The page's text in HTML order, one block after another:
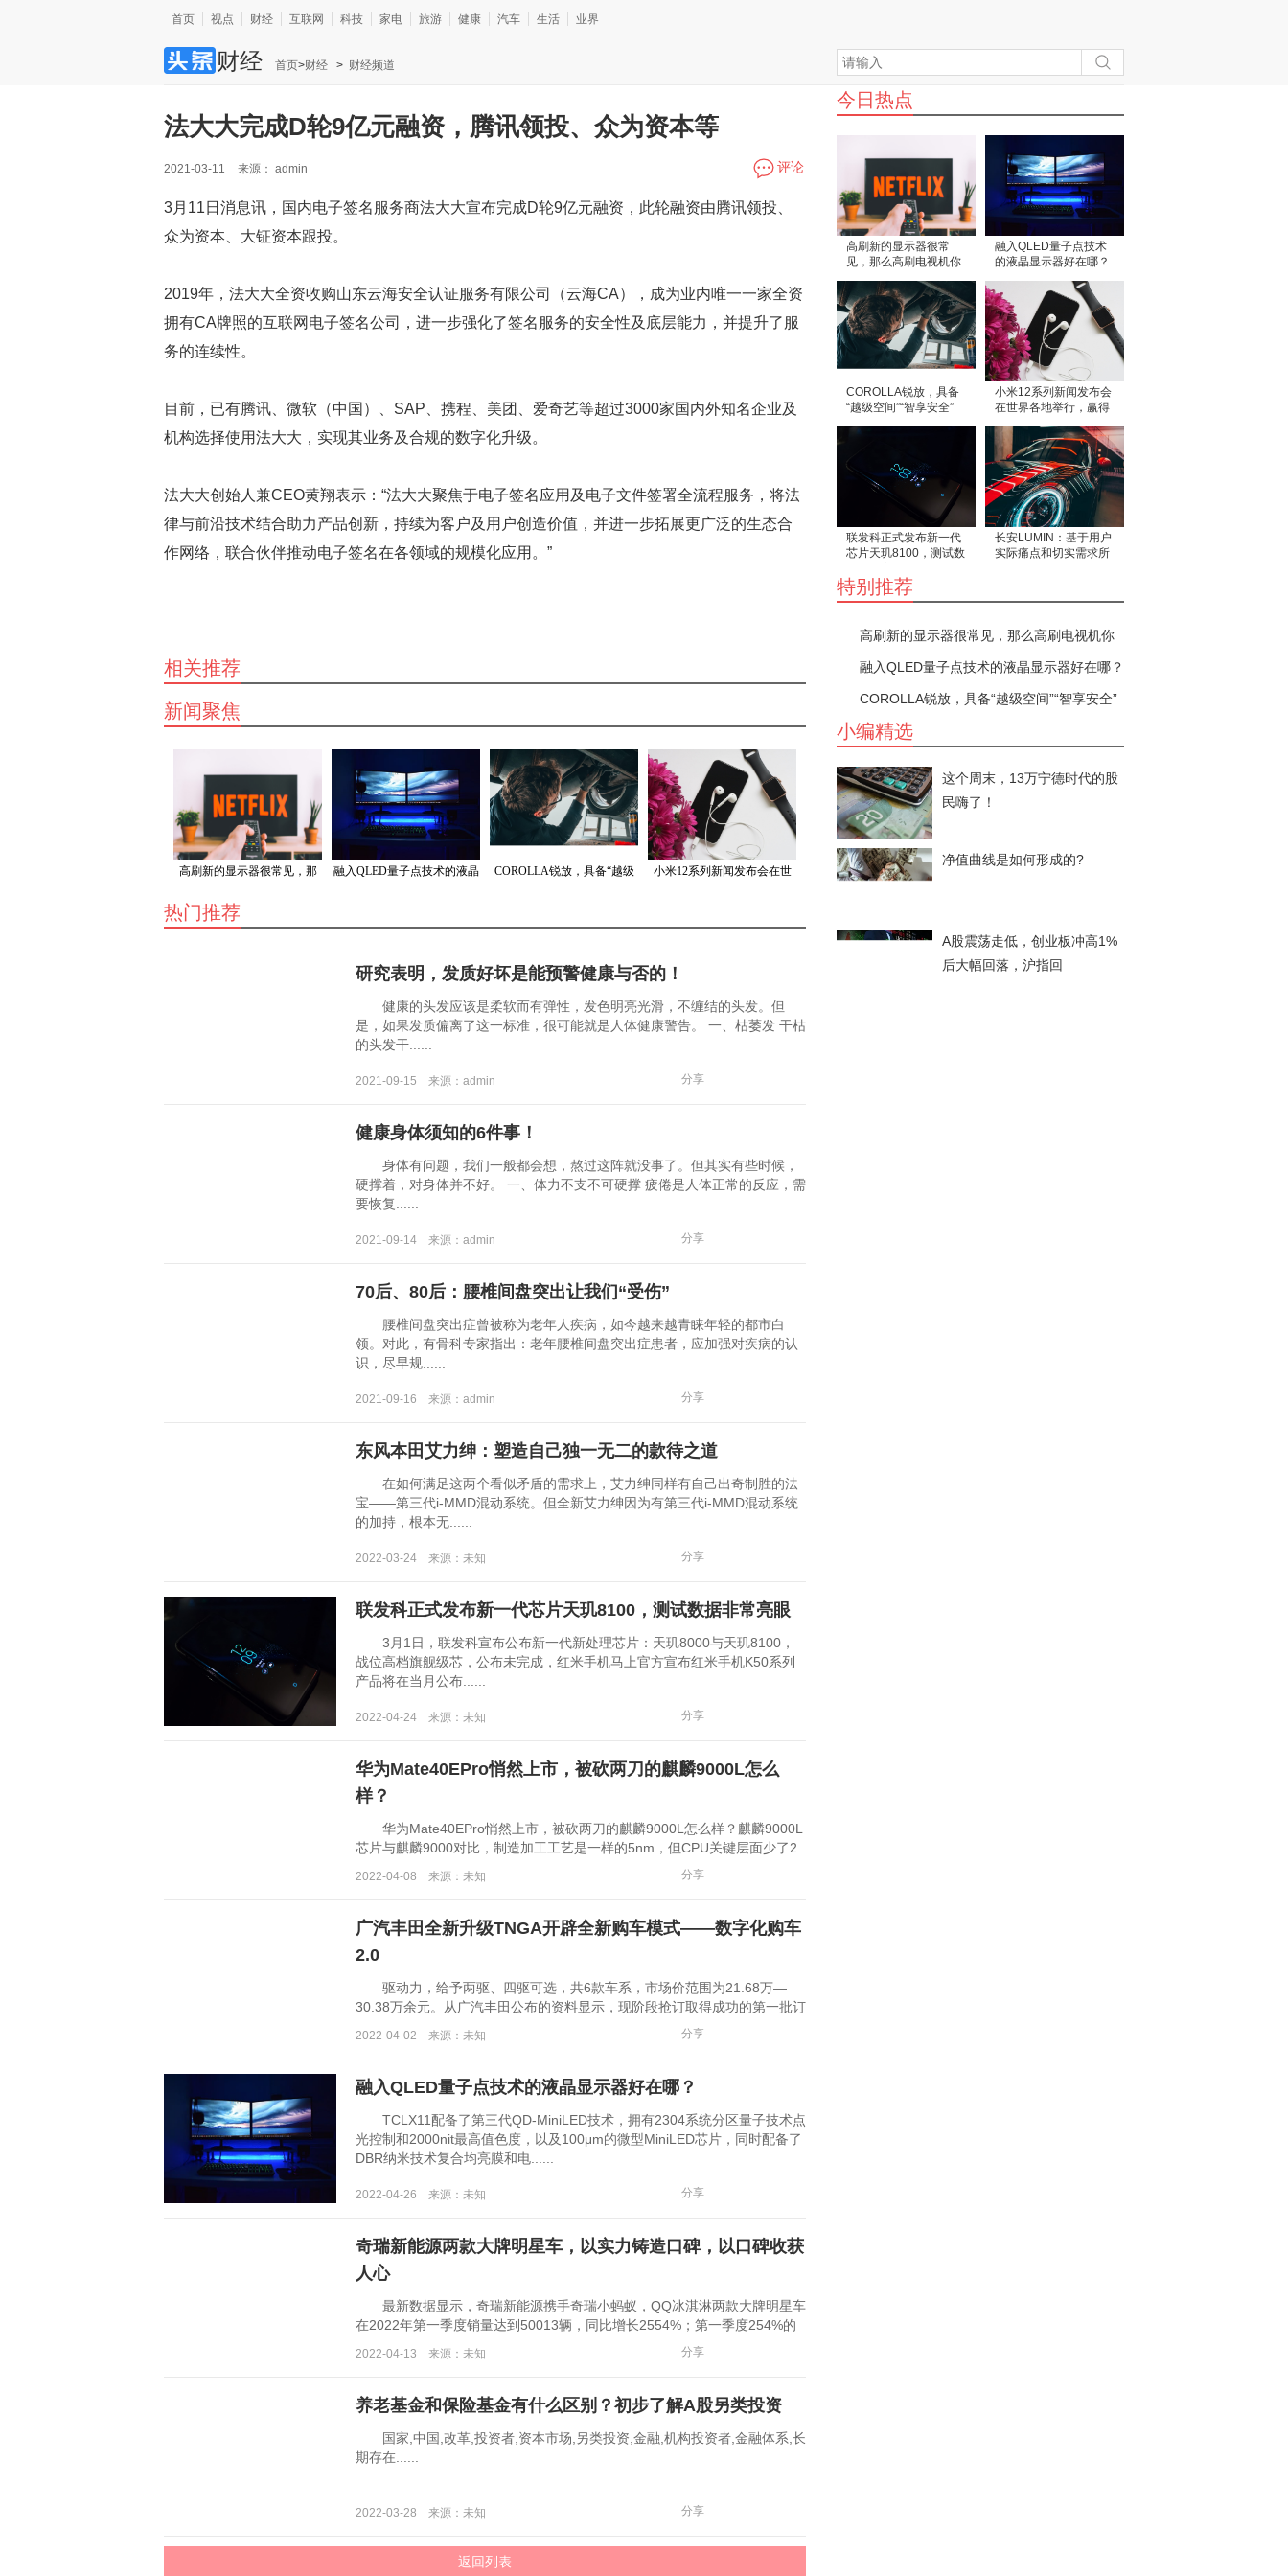
首页 视点 财经 互联网 科技 家电 旅游 健康 汽车 生活 业界
财经 首页>财经 > 财经频道
法大大完成D轮9亿元融资，腾讯领投、众为资本等
2021-03-11 来源： admin 评论
3月11日消息讯，国内电子签名服务商法大大宣布完成D轮9亿元融资，此轮融资由腾讯领投、
众为资本、大钲资本跟投。
2019年，法大大全资收购山东云海安全认证服务有限公司（云海CA），成为业内唯一一家全资
拥有CA牌照的互联网电子签名公司，进一步强化了签名服务的安全性及底层能力，并提升了服
务的连续性。
目前，已有腾讯、微软（中国）、SAP、携程、美团、爱奇艺等超过3000家国内外知名企业及
机构选择使用法大大，实现其业务及合规的数字化升级。
法大大创始人兼CEO黄翔表示：“法大大聚焦于电子签名应用及电子文件签署全流程服务，将法
律与前沿技术结合助力产品创新，持续为客户及用户创造价值，并进一步拓展更广泛的生态合
作网络，联合伙伴推动电子签名在各领域的规模化应用。”
今日热点
高刷新的显示器很常
见，那么高刷电视机你
融入QLED量子点技术
的液晶显示器好在哪？
COROLLA锐放，具备
“越级空间”“智享安全”
小米12系列新闻发布会
在世界各地举行，赢得
联发科正式发布新一代
芯片天玑8100，测试数
长安LUMIN：基于用户
实际痛点和切实需求所
特别推荐
高刷新的显示器很常见，那么高刷电视机你
见过吗？
融入QLED量子点技术的液晶显示器好在哪？
COROLLA锐放，具备“越级空间”“智享安全”
“灵动驾控”三大硬实力
小编精选
这个周末，13万宁德时代的股
民嗨了！
净值曲线是如何形成的?
A股震荡走低，创业板冲高1%
后大幅回落，沪指回
相关推荐
新闻聚焦
高刷新的显示器很常见，那
融入QLED量子点技术的液晶
COROLLA锐放，具备“越级
小米12系列新闻发布会在世
热门推荐
研究表明，发质好坏是能预警健康与否的！
健康的头发应该是柔软而有弹性，发色明亮光滑，不缠结的头发。但
是，如果发质偏离了这一标准，很可能就是人体健康警告。 一、枯萎发 干枯
的头发干......
2021-09-15 来源：admin 分享
健康身体须知的6件事！
身体有问题，我们一般都会想，熬过这阵就没事了。但其实有些时候，
硬撑着，对身体并不好。 一、体力不支不可硬撑 疲倦是人体正常的反应，需
要恢复......
2021-09-14 来源：admin 分享
70后、80后：腰椎间盘突出让我们“受伤”
腰椎间盘突出症曾被称为老年人疾病，如今越来越青睐年轻的都市白
领。对此，有骨科专家指出：老年腰椎间盘突出症患者，应加强对疾病的认
识，尽早规......
2021-09-16 来源：admin 分享
东风本田艾力绅：塑造自己独一无二的款待之道
在如何满足这两个看似矛盾的需求上，艾力绅同样有自己出奇制胜的法
宝——第三代i-MMD混动系统。但全新艾力绅因为有第三代i-MMD混动系统
的加持，根本无......
2022-03-24 来源：未知 分享
联发科正式发布新一代芯片天玑8100，测试数据非常亮眼
3月1日，联发科宣布公布新一代新处理芯片：天玑8000与天玑8100，
战位高档旗舰级芯，公布未完成，红米手机马上官方宣布红米手机K50系列
产品将在当月公布......
2022-04-24 来源：未知 分享
华为Mate40EPro悄然上市，被砍两刀的麒麟9000L怎么
样？
华为Mate40EPro悄然上市，被砍两刀的麒麟9000L怎么样？麒麟9000L
芯片与麒麟9000对比，制造加工工艺是一样的5nm，但CPU关键层面少了2
2022-04-08 来源：未知 分享
广汽丰田全新升级TNGA开辟全新购车模式——数字化购车
2.0
驱动力，给予两驱、四驱可选，共6款车系，市场价范围为21.68万—
30.38万余元。从广汽丰田公布的资料显示，现阶段抢订取得成功的第一批订
2022-04-02 来源：未知 分享
融入QLED量子点技术的液晶显示器好在哪？
TCLX11配备了第三代QD-MiniLED技术，拥有2304系统分区量子技术点
光控制和2000nit最高值色度，以及100μm的微型MiniLED芯片，同时配备了
DBR纳米技术复合均亮膜和电......
2022-04-26 来源：未知 分享
奇瑞新能源两款大牌明星车，以实力铸造口碑，以口碑收获
人心
最新数据显示，奇瑞新能源携手奇瑞小蚂蚁，QQ冰淇淋两款大牌明星车
在2022年第一季度销量达到50013辆，同比增长2554%；第一季度254%的
2022-04-13 来源：未知 分享
养老基金和保险基金有什么区别？初步了解A股另类投资
国家,中国,改革,投资者,资本市场,另类投资,金融,机构投资者,金融体系,长
期存在......
2022-03-28 来源：未知 分享
返回列表